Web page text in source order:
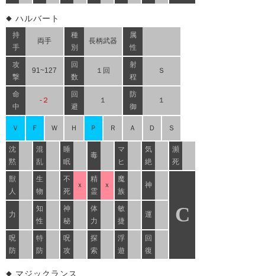
ハルバート
持
手
両手
種
別
長柄武器
属
性
攻
撃
91~127
回
数
１回
射
程
Ｓ
命
中
-２
回
避
１
防
御
１
Ｖ Ｆ Ｗ Ｈ Ｐ Ｒ Ａ Ｄ Ｓ
沈
黙
混
乱
睡
眠
毒
マ
ヒ
気
絶
瀕
死
獣
人
生
物
不
死
ｘ
精
霊
ｘ
魔
族
神
C
力
知
性
神
秘
体
力
敏
捷
運
呪
防
特
防
呪
攻
探
索
浮
遊
回
復
マジックランス